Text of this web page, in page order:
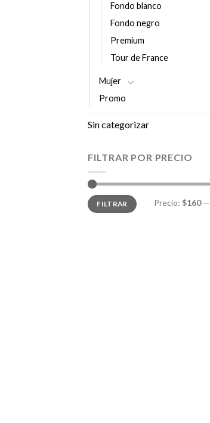
Fondo blanco
Fondo negro
Premium
Tour de France
Mujer
Promo
Sin categorizar
FILTRAR POR PRECIO
Precio
mínimo
Precio
máximo
FILTRAR Precio: $160—